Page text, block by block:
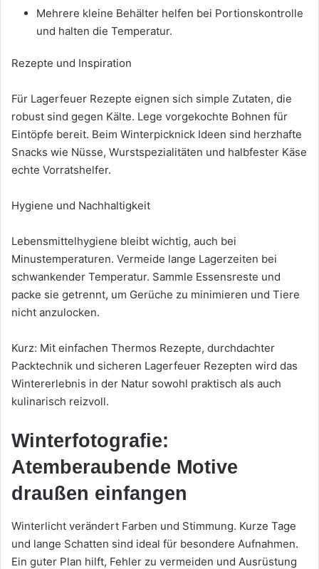
Mehrere kleine Behälter helfen bei Portionskontrolle
und halten die Temperatur.
Rezepte und Inspiration
Für Lagerfeuer Rezepte eignen sich simple Zutaten, die
robust sind gegen Kälte. Lege vorgekochte Bohnen für
Eintöpfe bereit. Beim Winterpicknick Ideen sind herzhafte
Snacks wie Nüsse, Wurstspezialitäten und halbfester Käse
echte Vorratshelfer.
Hygiene und Nachhaltigkeit
Lebensmittelhygiene bleibt wichtig, auch bei
Minustemperaturen. Vermeide lange Lagerzeiten bei
schwankender Temperatur. Sammle Essensreste und
packe sie getrennt, um Gerüche zu minimieren und Tiere
nicht anzulocken.
Kurz: Mit einfachen Thermos Rezepte, durchdachter
Packtechnik und sicheren Lagerfeuer Rezepten wird das
Wintererlebnis in der Natur sowohl praktisch als auch
kulinarisch reizvoll.
Winterfotografie:
Atemberaubende Motive
draußen einfangen
Winterlicht verändert Farben und Stimmung. Kurze Tage
und lange Schatten sind ideal für besondere Aufnahmen.
Ein guter Plan hilft, Fehler zu vermeiden und Ausrüstung